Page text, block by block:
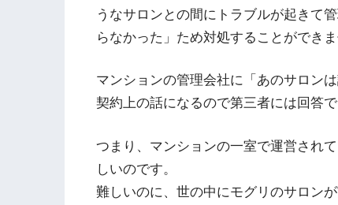
うなサロンとの間にトラブルが起きて
らなかった」ため対処することができま
マンションの管理会社に「あのサロン
契約上の話になるので第三者には回答
つまり、マンションの一室で運営され
しいのです。
難しいのに、世の中にモグリのサロン